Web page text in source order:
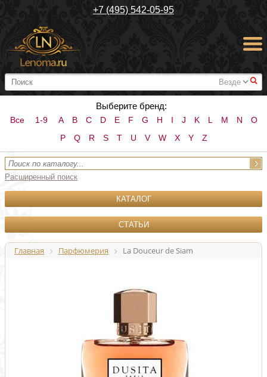
+7 (495) 542-05-95
#
Выберите бренд:
Все 1-9 A B C D E F G H I J K L M N
O
P
Q R S T U V W X Y Z
Расширенный поиск
КАТАЛОГ
СТАТЬИ
Главная Парфюмерия La Douceur de Siam